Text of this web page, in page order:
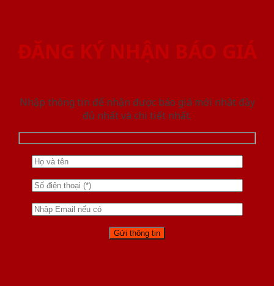
ĐĂNG KÝ NHẬN BÁO GIÁ
Nhập thông tin để nhận được báo giá mới nhât đầy
đủ nhất và chi tiết nhất.